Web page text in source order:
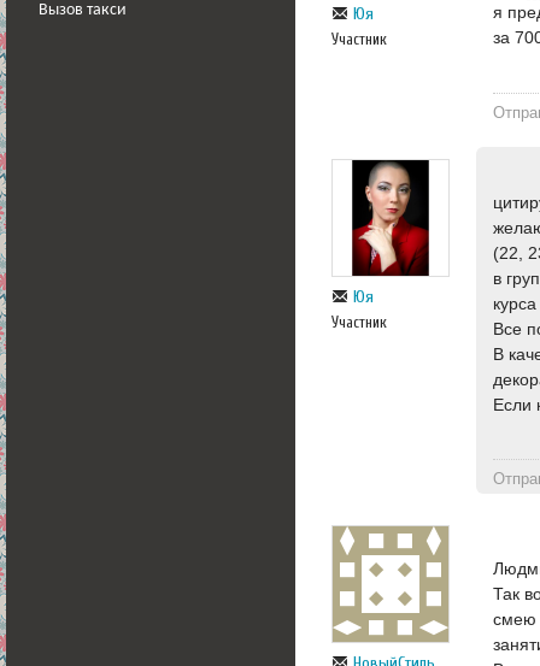
Вызов такси
Юя
Участник
я
за
Юя
Участник
(22,
в
Все
В
Если
Так
смею